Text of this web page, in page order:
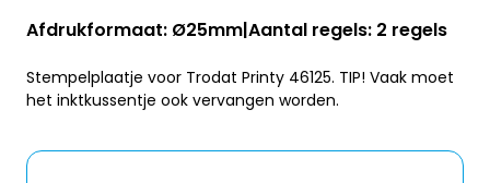
Afdrukformaat: Ø25mm Aantal regels: 2 regels
Stempelplaatje voor Trodat Printy 46125. TIP! Vaak moet
het inktkussentje ook vervangen worden.